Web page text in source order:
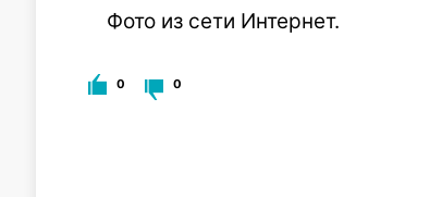
Фото из сети Интернет.
0 0